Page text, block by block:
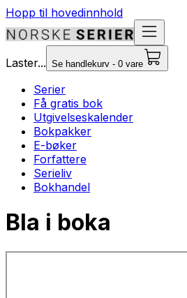
Hopp til hovedinnhold
Laster... Se handlekurv - 0 vare
Serier
Få gratis bok
Utgivelseskalender
Bokpakker
E-bøker
Forfattere
Serieliv
Bokhandel
Bla i boka